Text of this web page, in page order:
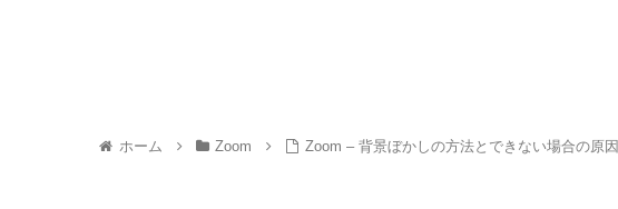
ホーム Zoom Zoom – 背景ぼかしの方法とできない場合の原因